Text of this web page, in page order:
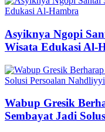
Asyiknya Ngopi
Wisata Edukasi Al-
Wabup Gresik
Sembayat Jadi